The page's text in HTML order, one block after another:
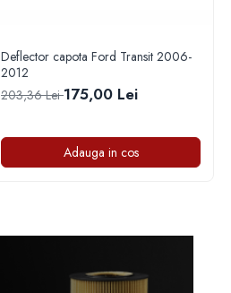
Deflector capota Ford Transit 2006-
2012
203,36 Lei175,00 Lei
Adauga in cos